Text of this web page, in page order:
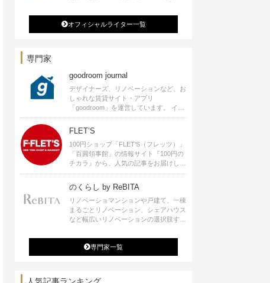
発信中。 著書 なつめさんちの新しい
のになつかしいアンティークな部屋つく
り 雑誌掲載・TV出演・コラム執筆・
オフィシャルライター一覧
専門家
goodroom journal
デザイナーズ、リノベーションなど、お
しゃれな賃貸サイト・アプリ
「goodroom」を運営しています。 イン
テリアや、ひとり暮らし、ふたり暮らし
のアイディアなど、賃貸でも自分らしい
暮らしを楽しむためのヒントをお届けし
ます。
FLET’S
100円ショップ「FLET’S（フレッツ）」
「百圓領事館」の情報サイト『100円の
チカラ』から、人気の記事をお届けしま
す。
のくらし by ReBITA
リノベーショマンションや戸建て、一棟
まるごとリノベーション、シェアハウス
など幅広いリノベーションの選択肢すべ
ジ・シェアスペースなど、「住む」だけ
ではなく「働く」「遊ぶ」「学ぶ」「旅
する」といった領域でも、暮らしや生き
専門家一覧